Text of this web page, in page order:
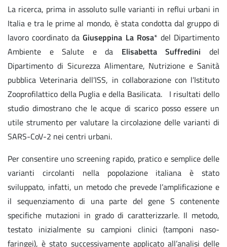
La ricerca, prima in assoluto sulle varianti in reflui urbani in
Italia e tra le prime al mondo, è stata condotta dal gruppo di
lavoro coordinato daGiuseppina La Rosa* del Dipartimento
Ambiente e Salute e da Elisabetta Suffredinidel
Dipartimento di Sicurezza Alimentare, Nutrizione e Sanità
pubblica Veterinaria dell’ISS, in collaborazione con l’Istituto
Zooprofilattico della Puglia e della Basilicata. I risultati dello
studio dimostrano che le acque di scarico posso essere un
utile strumento per valutare la circolazione delle varianti di
SARS-CoV-2 nei centri urbani.
Per consentire uno screening rapido, pratico e semplice delle
varianti circolanti nella popolazione italiana è stato
sviluppato, infatti, un metodo che prevede l’amplificazione e
il sequenziamento di una parte del gene S contenente
specifiche mutazioni in grado di caratterizzarle. Il metodo,
testato inizialmente su campioni clinici (tamponi naso-
faringei), è stato successivamente applicato all’analisi delle